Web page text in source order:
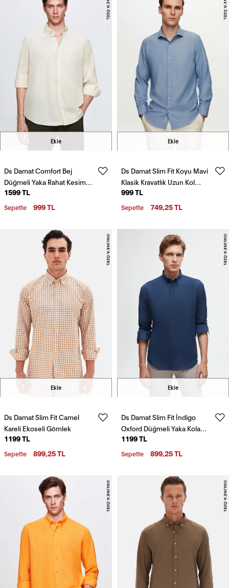
Ekle
Ds Damat Comfort Bej
Düğmeli Yaka Rahat Kesim
Keten Görünümlü %100
Pamuk Gömlek
1599 TL
Sepette 999 TL
Ekle
Ds Damat Slim Fit Koyu Mavi
Klasik Kravatlık Uzun Kol
Kolay Ütülenebilir Gömlek
999 TL
Sepette 749,25 TL
Ekle
Ds Damat Slim Fit Camel
Kareli Ekoseli Gömlek
1199 TL
Sepette 899,25 TL
Ekle
Ds Damat Slim Fit İndigo
Oxford Düğmeli Yaka Kolay
Ütülenebilir Nakış Detaylı
Pamuklu Gömlek
1199 TL
Sepette 899,25 TL